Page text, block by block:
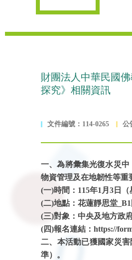
財團法人中華民國
探究》相關資訊
文件編號：114-0265 公
一、為將彙集光復水災
物資管理及在地韌性等重
(一)時間：115年1月3日（
(二)地點：花蓮靜思堂
(三)對象：中央及地方政
(四)報名連結：https://
二、本活動已獲國家災
準）。